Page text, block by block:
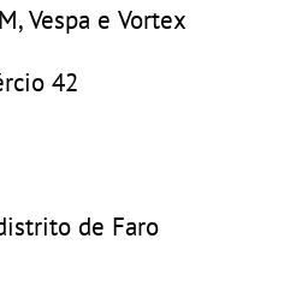
Vespa e Vortex
42
de Faro